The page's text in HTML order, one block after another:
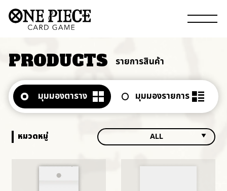
PRODUCTS รายการสินค้า
หมวดหมู่ ALL
ALL
มุมมองตาราง มุมมองรายการ